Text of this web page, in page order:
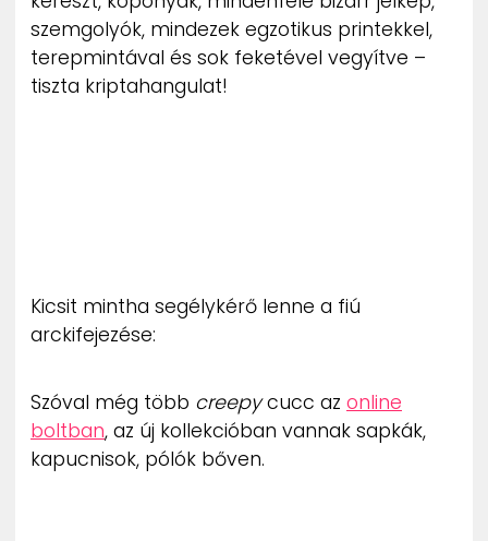
szemgolyók, mindezek egzotikus printekkel,
terepmintával és sok feketével vegyítve –
tiszta kriptahangulat!
Kicsit mintha segélykérő lenne a fiú
arckifejezése:
Szóval még több creepycucc az online
boltban, az új kollekcióban vannak sapkák,
kapucnisok, pólók bőven.